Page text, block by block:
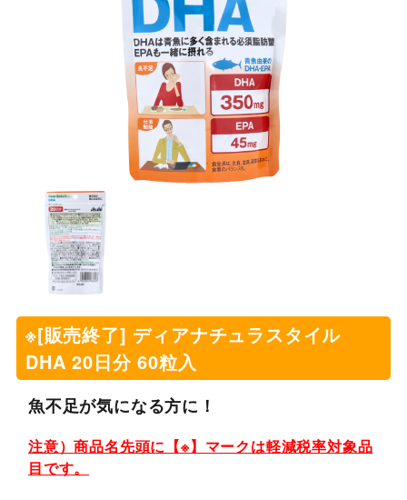
※[販売終了] ディアナチュラスタイル
DHA 20日分 60粒入
魚不足が気になる方に！
注意）商品名先頭に【※】マークは軽減税率対象品
目です。